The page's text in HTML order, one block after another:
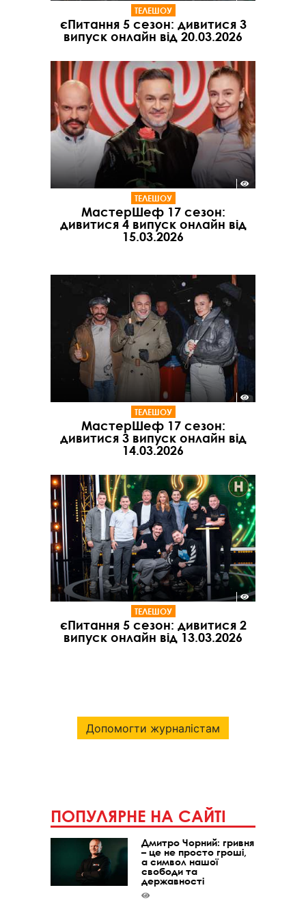
ТЕЛЕШОУ
єПитання 5 сезон: дивитися 3
випуск онлайн від 20.03.2026
ТЕЛЕШОУ
МастерШеф 17 сезон:
дивитися 4 випуск онлайн від
15.03.2026
ТЕЛЕШОУ
МастерШеф 17 сезон:
дивитися 3 випуск онлайн від
14.03.2026
ТЕЛЕШОУ
єПитання 5 сезон: дивитися 2
випуск онлайн від 13.03.2026
Допомогти журналістам
ПОПУЛЯРНЕ НА САЙТІ
Дмитро Чорний: гривня
– це не просто гроші,
а символ нашої
свободи та
державності